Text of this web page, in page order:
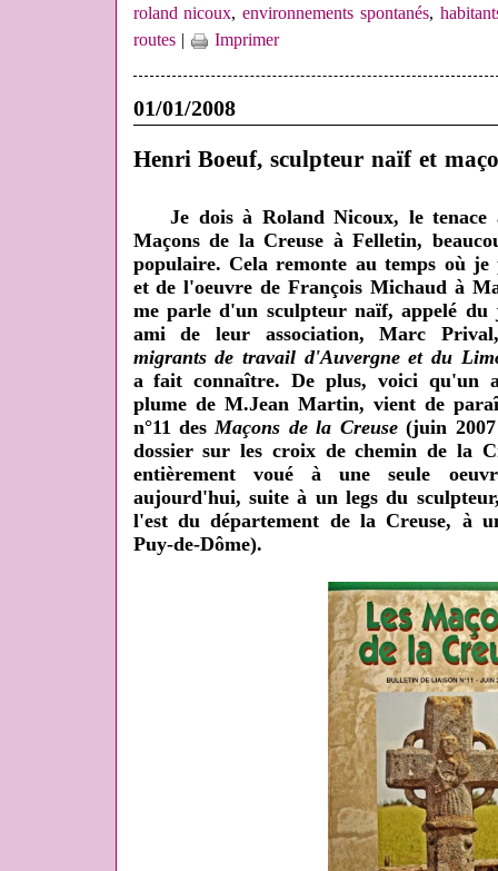
roland nicoux,environnements spontanés,
routes| Imprimer
01/01/2008
Henri Boeuf, sculpteur naïf et
Je dois à Roland Nicoux, le tenace
Maçonsde la Creuse à Felletin,
populaire. Cela remonte au temps où
et de l'oeuvre de François Michaud à
me parle d'un sculpteur naïf, appelé
ami de leur association, Marc
migrants de travail d'Auvergne et du
a fait connaître. De plus, voici qu'un
plume de M.Jean Martin, vient de
n°11 des Maçons de la Creuse(juin 2007
dossier sur les croix de chemin de la
entièrement voué à une seule
aujourd'hui, suite à un legs du
l'est du département de la Creuse, à
Puy-de-Dôme).